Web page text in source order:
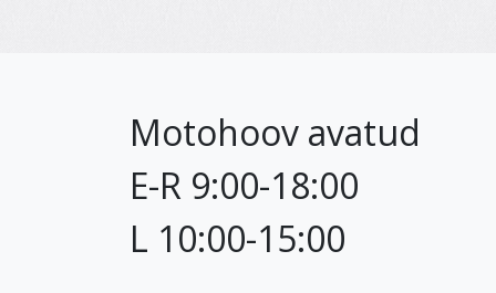
Motohoov avatud
E-R 9:00-18:00
L 10:00-15:00